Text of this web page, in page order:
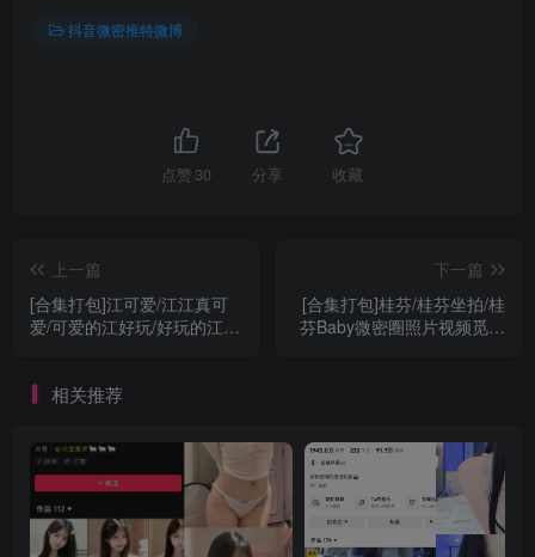
抖音微密推特微博
点赞 30 分享 收藏
上一篇
[合集打包]江可爱/江江真可
爱/可爱的江好玩/好玩的江羊
下一篇
[合集打包]桂芬/桂芬坐拍/桂
芬Baby微密圈照片视频觅圈
相关推荐